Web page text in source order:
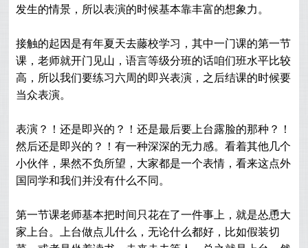
发生的情景，所以表演的时候基本靠丰富的想象力。
接触的起因是有年夏天去藤校学习，其中一门课的第一节
课，老师就开门见山，语言等级分班的话咱们班水平比较
高，所以我们要练习六周的即兴表演，之后结课的时候要
当众表演。
表演？！还是即兴的？！还是最后要上台露脸的那种？！
然后还是即兴的？！有一种深深的无力感。看着其他几个
小伙伴，果然不负所望，大家都是一个表情，看来这点外
国同学和我们并没有什么不同。
第一节课老师基本把时间只花在了一件事上，就是怂恿大
家上台。上台做点儿什么，无论什么都好，比如假装切